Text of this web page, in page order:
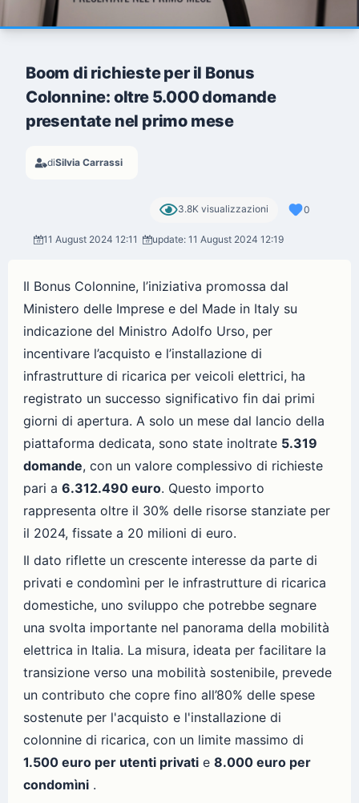
Boom di richieste per il Bonus
Colonnine: oltre 5.000 domande
presentate nel primo mese
diSilvia Carrassi
3.8K visualizzazioni 0
11 August 2024 12:11 update: 11 August 2024 12:19
Il Bonus Colonnine, l’iniziativa promossa dal
Ministero delle Imprese e del Made in Italy su
indicazione del Ministro Adolfo Urso, per
incentivare l’acquisto e l’installazione di
infrastrutture di ricarica per veicoli elettrici, ha
registrato un successo significativo fin dai primi
giorni di apertura. A solo un mese dal lancio della
piattaforma dedicata, sono state inoltrate 5.319
domande, con un valore complessivo di richieste
pari a 6.312.490 euro. Questo importo
rappresenta oltre il 30% delle risorse stanziate per
il 2024, fissate a 20 milioni di euro.
Il dato riflette un crescente interesse da parte di
privati e condomìni per le infrastrutture di ricarica
domestiche, uno sviluppo che potrebbe segnare
una svolta importante nel panorama della mobilità
elettrica in Italia. La misura, ideata per facilitare la
transizione verso una mobilità sostenibile, prevede
un contributo che copre fino all’80% delle spese
sostenute per l'acquisto e l'installazione di
colonnine di ricarica, con un limite massimo di
1.500 euro per utenti privati e 8.000 euro per
condomìni .